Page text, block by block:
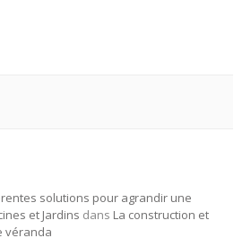
solutions pour agrandir une
et Jardins dans La construction et
véranda